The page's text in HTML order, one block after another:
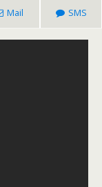
Mail SMS